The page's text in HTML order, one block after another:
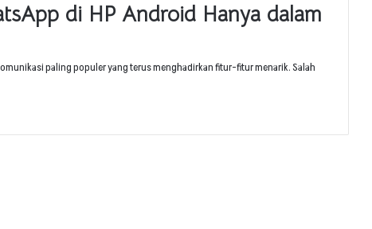
di HP Android Hanya dalam
paling populer yang terus menghadirkan fitur-fitur menarik. Salah